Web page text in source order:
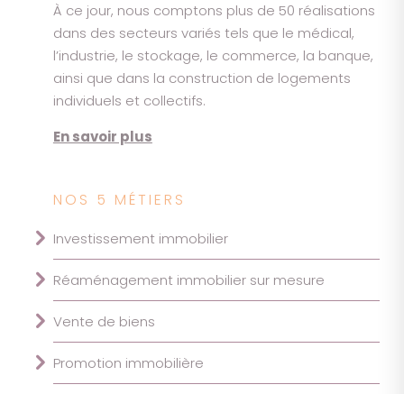
À ce jour, nous comptons plus de 50 réalisations
dans des secteurs variés tels que le médical,
l’industrie, le stockage, le commerce, la banque,
ainsi que dans la construction de logements
individuels et collectifs.
En savoir plus
NOS 5 MÉTIERS
Investissement immobilier
Réaménagement immobilier sur mesure
Vente de biens
Promotion immobilière